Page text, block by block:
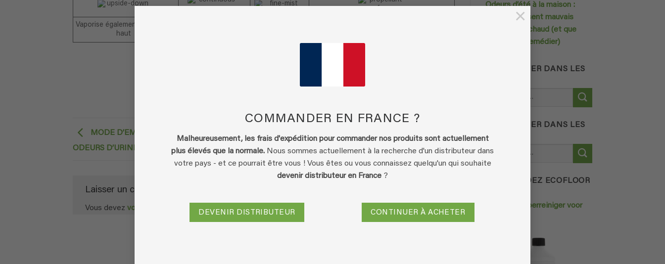
COMMANDER EN FRANCE ?
Malheureusement, les frais d'expédition pour commander nos produits sont actuellement
plus élevés que la normale. Nous sommes actuellement à la recherche d'un distributeur dans
votre pays - et ce pourrait être vous ! Vous êtes ou vous connaissez quelqu'un qui souhaite
devenir distributeur en France ?
DEVENIR DISTRIBUTEUR CONTINUER À ACHETER
×
Vaporise également de bas en
haut
MODE D’EMPLOI UF2000, CONTRE LES
ODEURS D’URINE
Laisser un commentaire
Vous devez vous connecter pour publier un commentaire.
Odeurs d’été à la maison :
pourquoi ça sent mauvais
quand il fait chaud (et que
faire pour y remédier)
RECHERCHER DANS LES
RECHERCHER DANS LES
PRODUITS
Recherche
pour :
COMMANDEZ ECOFLOOR
Krachtige vloerreiniger voor